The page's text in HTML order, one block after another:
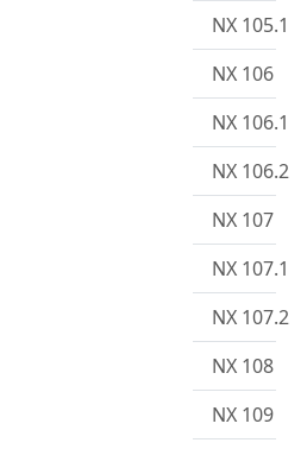
NX 105.1
NX 106
NX 106.1
NX 106.2
NX 107
NX 107.1
NX 107.2
NX 108
NX 109